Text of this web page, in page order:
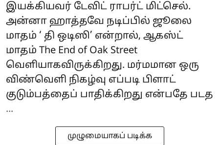
இயக்கியவர் டேவிட் ராபர்ட் மிட்செல்.
அன்னா ஹாத்தவே நடிப்பில் ஜூலை
மாதம் ‘ தி ஒடிஸி’ என்றால், ஆகஸ்ட்
மாதம் The End of Oak Street
வெளியாகவிருக்கிறது. மர்மமான ஒரு
விண்வெளி நிகழ்வு எப்படி பிளாட்
குடும்பத்தைப் பாதிக்கிறது என்பதே படத
...
முழுமையாகப் படிக்க